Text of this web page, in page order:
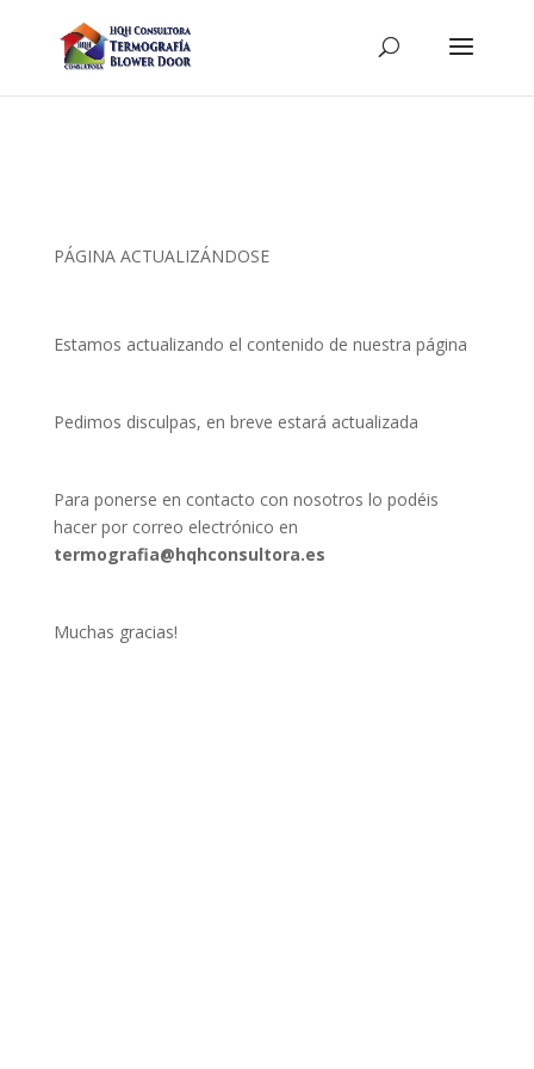
PÁGINA ACTUALIZÁNDOSE
Estamos actualizando el contenido de nuestra página
Pedimos disculpas, en breve estará actualizada
Para ponerse en contacto con nosotros lo podéis
hacer por correo electrónico en
termografia@hqhconsultora.es
Muchas gracias!